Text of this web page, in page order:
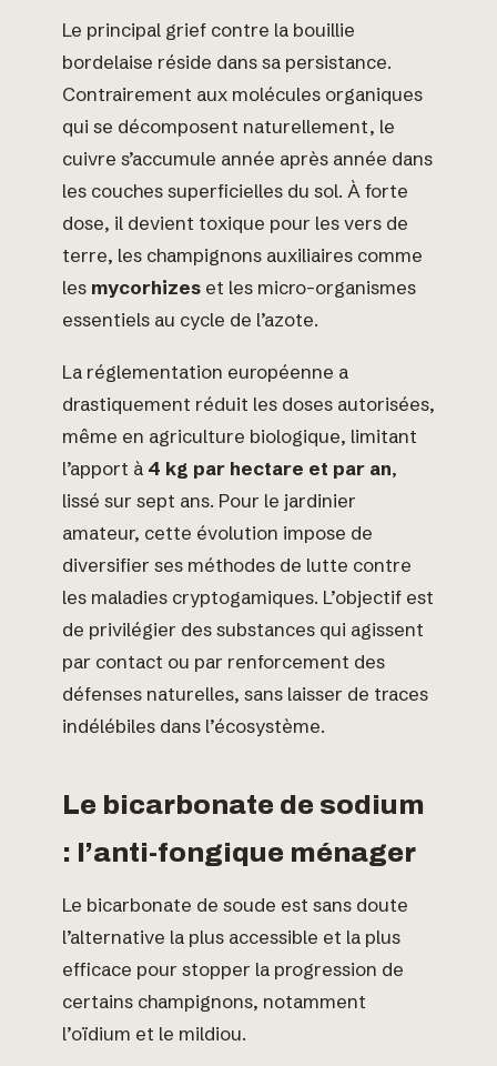
Le principal grief contre la bouillie
bordelaise réside dans sa persistance.
Contrairement aux molécules organiques
qui se décomposent naturellement, le
cuivre s’accumule année après année dans
les couches superficielles du sol. À forte
dose, il devient toxique pour les vers de
terre, les champignons auxiliaires comme
les mycorhizes et les micro-organismes
essentiels au cycle de l’azote.
La réglementation européenne a
drastiquement réduit les doses autorisées,
même en agriculture biologique, limitant
l’apport à 4 kg par hectare et par an,
lissé sur sept ans. Pour le jardinier
amateur, cette évolution impose de
diversifier ses méthodes de lutte contre
les maladies cryptogamiques. L’objectif est
de privilégier des substances qui agissent
par contact ou par renforcement des
défenses naturelles, sans laisser de traces
indélébiles dans l’écosystème.
Le bicarbonate de sodium
: l’anti-fongique ménager
Le bicarbonate de soude est sans doute
l’alternative la plus accessible et la plus
efficace pour stopper la progression de
certains champignons, notamment
l’oïdium et le mildiou.